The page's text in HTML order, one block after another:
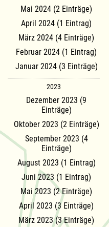
Mai 2024 (2 Einträge)
April 2024 (1 Eintrag)
März 2024 (4 Einträge)
Februar 2024 (1 Eintrag)
Januar 2024 (3 Einträge)
2023
Dezember 2023 (9
Einträge)
Oktober 2023 (2 Einträge)
September 2023 (4
Einträge)
August 2023 (1 Eintrag)
Juni 2023 (1 Eintrag)
Mai 2023 (2 Einträge)
April 2023 (3 Einträge)
März 2023 (3 Einträge)